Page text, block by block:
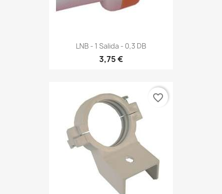
LNB - 1 Salida - 0,3 DB
3,75 €
favorite_border